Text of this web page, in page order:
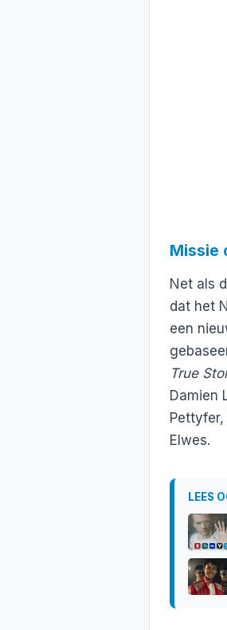
Missie
Net als
dat het
een
True
Damien
Pettyfer,
Elwes.
LEES